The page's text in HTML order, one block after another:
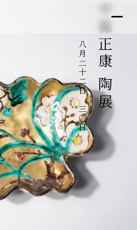
中條正康 陶展
八月二十二日～三〇日